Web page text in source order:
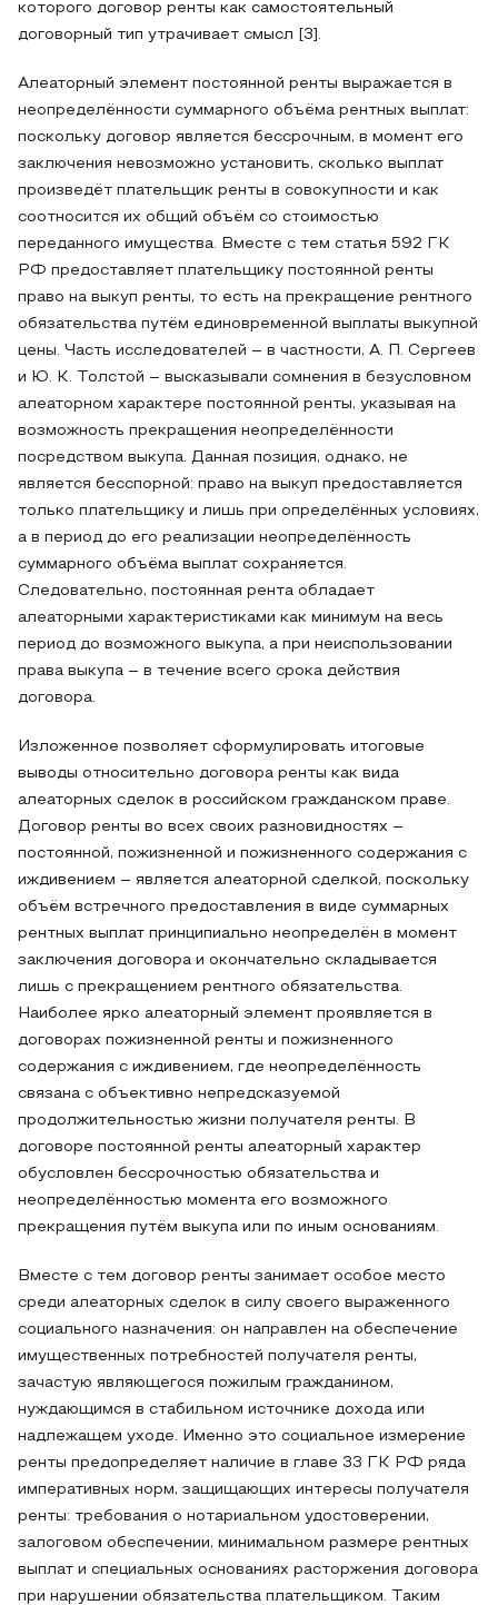
которого договор ренты как самостоятельный
договорный тип утрачивает смысл [3].
Алеаторный элемент постоянной ренты выражается в
неопределённости суммарного объёма рентных выплат:
поскольку договор является бессрочным, в момент его
заключения невозможно установить, сколько выплат
произведёт плательщик ренты в совокупности и как
соотносится их общий объём со стоимостью
переданного имущества. Вместе с тем статья 592 ГК
РФ предоставляет плательщику постоянной ренты
право на выкуп ренты, то есть на прекращение рентного
обязательства путём единовременной выплаты выкупной
цены. Часть исследователей – в частности, А. П. Сергеев
и Ю. К. Толстой – высказывали сомнения в безусловном
алеаторном характере постоянной ренты, указывая на
возможность прекращения неопределённости
посредством выкупа. Данная позиция, однако, не
является бесспорной: право на выкуп предоставляется
только плательщику и лишь при определённых условиях,
а в период до его реализации неопределённость
суммарного объёма выплат сохраняется.
Следовательно, постоянная рента обладает
алеаторными характеристиками как минимум на весь
период до возможного выкупа, а при неиспользовании
права выкупа – в течение всего срока действия
договора.
Изложенное позволяет сформулировать итоговые
выводы относительно договора ренты как вида
алеаторных сделок в российском гражданском праве.
Договор ренты во всех своих разновидностях –
постоянной, пожизненной и пожизненного содержания с
иждивением – является алеаторной сделкой, поскольку
объём встречного предоставления в виде суммарных
рентных выплат принципиально неопределён в момент
заключения договора и окончательно складывается
лишь с прекращением рентного обязательства.
Наиболее ярко алеаторный элемент проявляется в
договорах пожизненной ренты и пожизненного
содержания с иждивением, где неопределённость
связана с объективно непредсказуемой
продолжительностью жизни получателя ренты. В
договоре постоянной ренты алеаторный характер
обусловлен бессрочностью обязательства и
неопределённостью момента его возможного
прекращения путём выкупа или по иным основаниям.
Вместе с тем договор ренты занимает особое место
среди алеаторных сделок в силу своего выраженного
социального назначения: он направлен на обеспечение
имущественных потребностей получателя ренты,
зачастую являющегося пожилым гражданином,
нуждающимся в стабильном источнике дохода или
надлежащем уходе. Именно это социальное измерение
ренты предопределяет наличие в главе 33 ГК РФ ряда
императивных норм, защищающих интересы получателя
ренты: требования о нотариальном удостоверении,
залоговом обеспечении, минимальном размере рентных
выплат и специальных основаниях расторжения договора
при нарушении обязательства плательщиком. Таким